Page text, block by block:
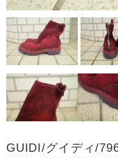
GUIDI/グイディ/